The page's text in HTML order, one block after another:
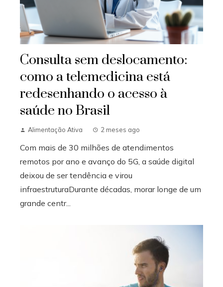
Consulta sem deslocamento:
como a telemedicina está
redesenhando o acesso à
saúde no Brasil
Alimentação Ativa 2 meses ago
Com mais de 30 milhões de atendimentos
remotos por ano e avanço do 5G, a saúde digital
deixou de ser tendência e virou
infraestruturaDurante décadas, morar longe de um
grande centr...